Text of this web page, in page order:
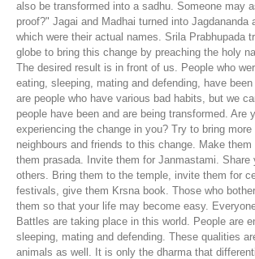
also be transformed into a sadhu. Someone may
proof?" Jagai and Madhai turned into Jagdananda
which were their actual names. Srila Prabhupada
globe to bring this change by preaching the holy
The desired result is in front of us. People who
eating, sleeping, mating and defending, have
are people who have various bad habits, but we
people have been and are being transformed. Are
experiencing the change in you? Try to bring more
neighbours and friends to this change. Make
them prasada. Invite them for Janmastami. Share
others. Bring them to the temple, invite them for
festivals, give them Krsna book. Those who
them so that your life may become easy.
Battles are taking place in this world. People are
sleeping, mating and defending. These qualities
animals as well. It is only the dharma that